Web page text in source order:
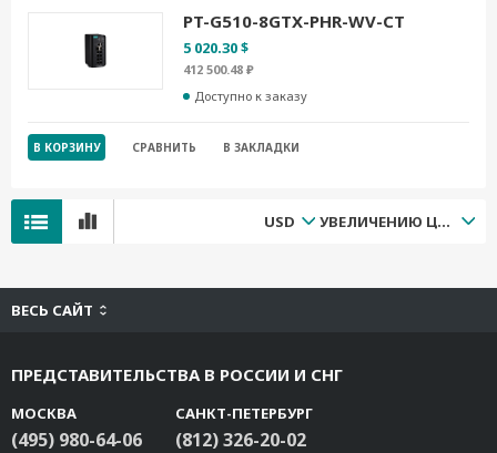
PT-G510-8GTX-PHR-WV-CT
5 020.30 $
412 500.48 ₽
Доступно к заказу
В КОРЗИНУ СРАВНИТЬ В ЗАКЛАДКИ
USD УВЕЛИЧЕНИЮ ЦЕНЫ
ВЕСЬ САЙТ
ПРЕДСТАВИТЕЛЬСТВА В РОССИИ И СНГ
МОСКВА
(495) 980-64-06
САНКТ-ПЕТЕРБУРГ
(812) 326-20-02